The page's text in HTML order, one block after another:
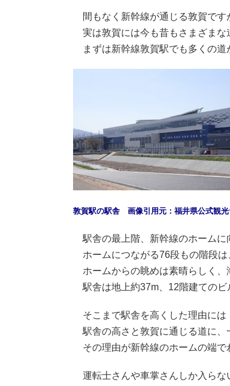
間もなく新幹線が通じる敦賀です
実は敦賀には今も昔もさまざまな
まずは新幹線敦賀駅でも多くの道
敦賀駅の駅舎 画像引用元：福井県公式観光
駅舎の最上階、新幹線のホームに
ホームにつながる76段もの階段は
ホームからの眺めは素晴らしく、
駅舎は地上約37m、12階建てのビ
そこまで駅舎を高くした理由には
駅舎の高さと敦賀に通じる道に、
その理由が新幹線のホームの端で
運転士さんや車掌さんしか入らな